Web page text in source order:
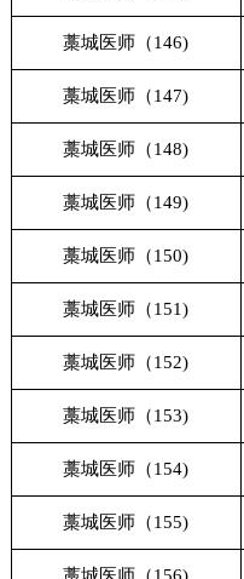
藁城医师（146)
藁城医师（147)
藁城医师（148)
藁城医师（149)
藁城医师（150)
藁城医师（151)
藁城医师（152)
藁城医师（153)
藁城医师（154)
藁城医师（155)